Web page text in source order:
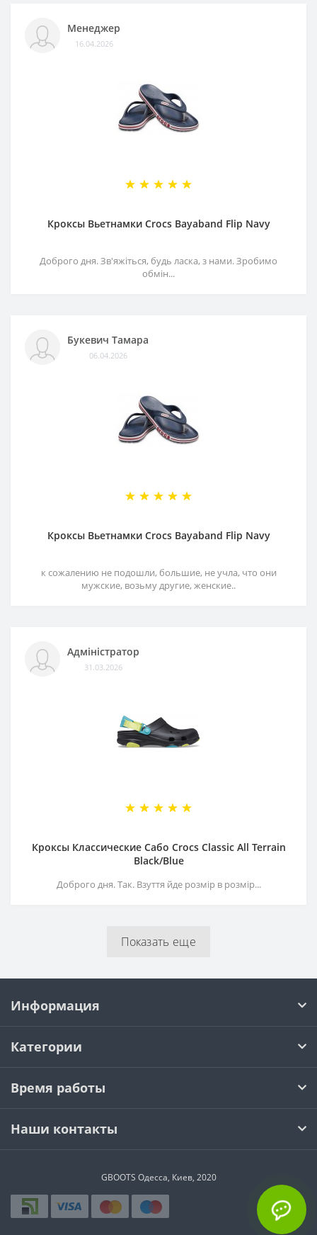
Менеджер
16.04.2026
Кроксы Вьетнамки Crocs Bayaband Flip Navy
Доброго дня. Зв'яжіться, будь ласка, з нами. Зробимо
обмін...
Букевич Тамара
06.04.2026
Кроксы Вьетнамки Crocs Bayaband Flip Navy
к сожалению не подошли, большие, не учла, что они
мужские, возьму другие, женские..
Адміністратор
31.03.2026
Кроксы Классические Сабо Crocs Classiс All Terrain
Black/Blue
Доброго дня. Так. Взуття йде розмір в розмір...
Показать еще
Информация
Категории
Время работы
Наши контакты
GBOOTS Одесса, Киев, 2020